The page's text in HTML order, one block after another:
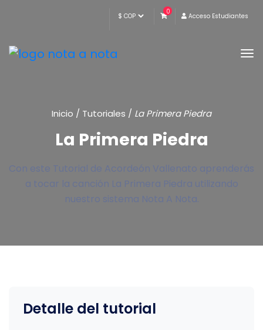
0
Acceso Estudiantes
Inicio / Tutoriales / La Primera Piedra
La Primera Piedra
Con este Tutorial de Acordeón Vallenato aprenderás
a tocar la canción La Primera Piedra utilizando
nuestro sistema Nota A Nota.
Detalle del tutorial